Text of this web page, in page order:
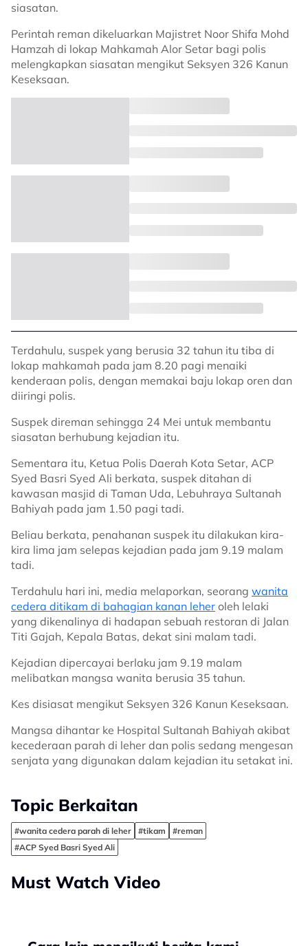
siasatan.
Perintah reman dikeluarkan Majistret Noor Shifa Mohd
Hamzah di lokap Mahkamah Alor Setar bagi polis
melengkapkan siasatan mengikut Seksyen 326 Kanun
Keseksaan.
Terdahulu, suspek yang berusia 32 tahun itu tiba di
lokap mahkamah pada jam 8.20 pagi menaiki
kenderaan polis, dengan memakai baju lokap oren dan
diiringi polis.
Suspek direman sehingga 24 Mei untuk membantu
siasatan berhubung kejadian itu.
Sementara itu, Ketua Polis Daerah Kota Setar, ACP
Syed Basri Syed Ali berkata, suspek ditahan di
kawasan masjid di Taman Uda, Lebuhraya Sultanah
Bahiyah pada jam 1.50 pagi tadi.
Beliau berkata, penahanan suspek itu dilakukan kira-
kira lima jam selepas kejadian pada jam 9.19 malam
tadi.
Terdahulu hari ini, media melaporkan, seorang wanita
cedera ditikam di bahagian kanan leher oleh lelaki
yang dikenalinya di hadapan sebuah restoran di Jalan
Titi Gajah, Kepala Batas, dekat sini malam tadi.
Kejadian dipercayai berlaku jam 9.19 malam
melibatkan mangsa wanita berusia 35 tahun.
Kes disiasat mengikut Seksyen 326 Kanun Keseksaan.
Mangsa dihantar ke Hospital Sultanah Bahiyah akibat
kecederaan parah di leher dan polis sedang mengesan
senjata yang digunakan dalam kejadian itu setakat ini.
Topic Berkaitan
#wanita cedera parah di leher #tikam
#reman
#ACP Syed Basri Syed Ali
Must Watch Video